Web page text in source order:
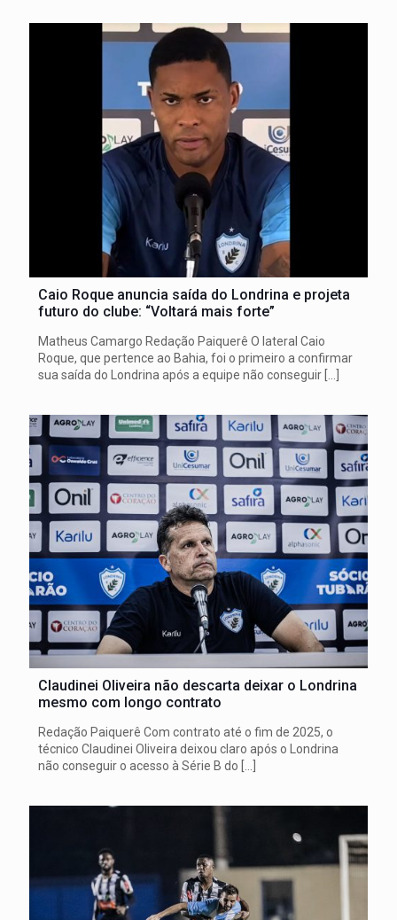
Caio Roque anuncia saída do Londrina e projeta
futuro do clube: “Voltará mais forte”
Matheus Camargo Redação Paiquerê O lateral Caio
Roque, que pertence ao Bahia, foi o primeiro a confirmar
sua saída do Londrina após a equipe não conseguir […]
Claudinei Oliveira não descarta deixar o Londrina
mesmo com longo contrato
Redação Paiquerê Com contrato até o fim de 2025, o
técnico Claudinei Oliveira deixou claro após o Londrina
não conseguir o acesso à Série B do